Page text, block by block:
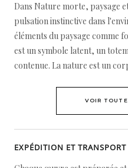
Dans Nature morte, paysage
pulsation instinctive dans
éléments du paysage comme
est un symbole latent, un
contenue. La nature est un
VOIR
EXPÉDITION ET TRANSPORT